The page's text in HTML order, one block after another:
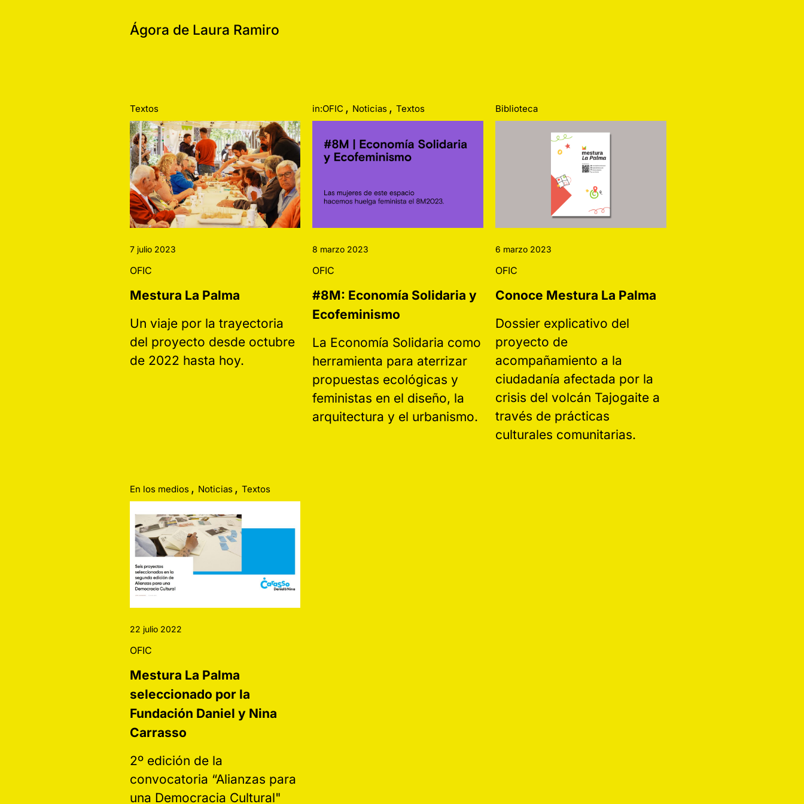
Ágora de Laura Ramiro
Textos
7 julio 2023
OFIC
Mestura La Palma
Un viaje por la trayectoria
del proyecto desde octubre
de 2022 hasta hoy.
in:OFIC , Noticias ,Textos
8 marzo 2023
OFIC
#8M: Economía Solidaria y
Ecofeminismo
La Economía Solidaria como
herramienta para aterrizar
propuestas ecológicas y
feministas en el diseño, la
arquitectura y el urbanismo.
Biblioteca
6 marzo 2023
OFIC
Conoce Mestura La Palma
Dossier explicativo del
proyecto de
acompañamiento a la
ciudadanía afectada por la
crisis del volcán Tajogaite a
través de prácticas
culturales comunitarias.
En los medios , Noticias , Textos
22 julio 2022
OFIC
Mestura La Palma
seleccionado por la
Fundación Daniel y Nina
Carrasso
2º edición de la
convocatoria “Alianzas para
una Democracia Cultural"